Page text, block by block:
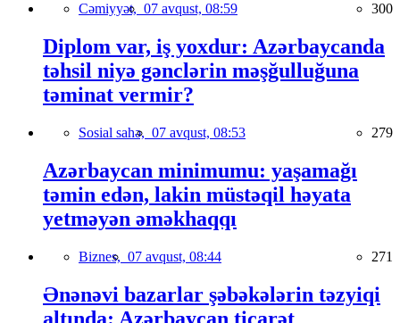
Cəmiyyət, 07 avqust, 08:59 300
Diplom var, iş yoxdur: Azərbaycanda
təhsil niyə gənclərin məşğulluğuna
təminat vermir?
Sosial sahə, 07 avqust, 08:53 279
Azərbaycan minimumu: yaşamağı
təmin edən, lakin müstəqil həyata
yetməyən əməkhaqqı
Biznes, 07 avqust, 08:44 271
Ənənəvi bazarlar şəbəkələrin təzyiqi